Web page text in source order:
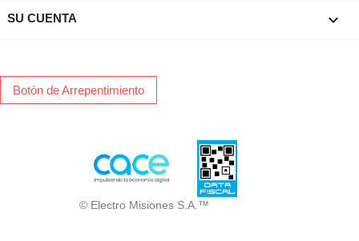
SU CUENTA 
Botón de Arrepentimiento
© Electro Misiones S.A.™